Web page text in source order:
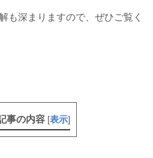
も深まりますので、ぜひご覧く
事の内容 [表示]